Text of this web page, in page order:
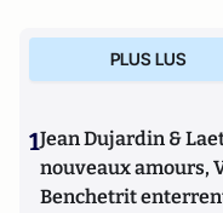
PLUS LUS
1Jean Dujardin &
nouveaux amours,
Benchetrit